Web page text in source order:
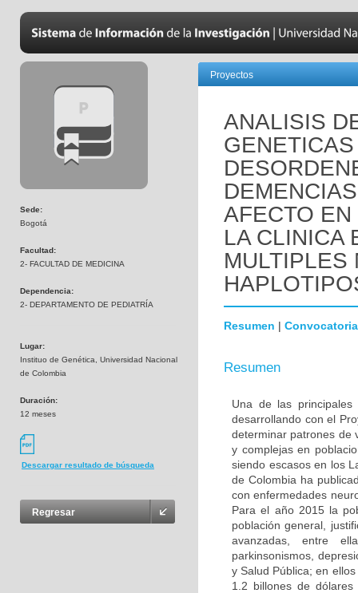
Sede:
Bogotá
Facultad:
2- FACULTAD DE MEDICINA
Dependencia:
2- DEPARTAMENTO DE PEDIATRÍA
Lugar:
Instituo de Genética, Universidad Nacional
de Colombia
Duración:
12 meses
Descargar resultado de búsqueda
Regresar
Proyectos
ANALISIS
AFECTO
LA CLINICA
MULTIPLES
Resumen | Convocatoria
Resumen
Una de las
desarrollando con el
determinar patrones de
y complejas en
siendo escasos en los
de Colombia ha
con enfermedades
Para el año 2015 la
población general,
avanzadas, entre
parkinsonismos,
y Salud Pública; en
1.2 billones de